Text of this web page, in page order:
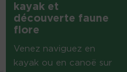
kayak et
découverte faune
flore
Venez naviguez en
kayak ou en canoë sur